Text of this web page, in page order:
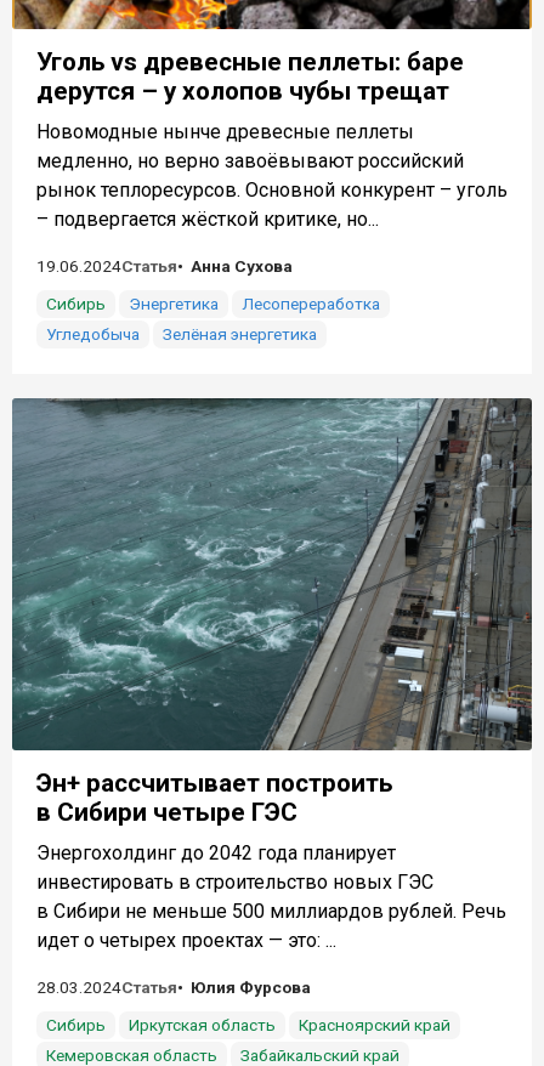
Уголь vs древесные пеллеты: баре
дерутся – у холопов чубы трещат
Новомодные нынче древесные пеллеты
медленно, но верно завоёвывают российский
рынок теплоресурсов. Основной конкурент – уголь
– подвергается жёсткой критике, но...
19.06.2024Статья
Анна Сухова
Сибирь
Энергетика
Лесопереработка
Угледобыча
Зелёная энергетика
Эн+ рассчитывает построить
в Сибири четыре ГЭС
Энергохолдинг до 2042 года планирует
инвестировать в строительство новых ГЭС
в Сибири не меньше 500 миллиардов рублей. Речь
идет о четырех проектах — это: ...
28.03.2024Статья
Юлия Фурсова
Сибирь
Иркутская область
Красноярский край
Кемеровская область
Забайкальский край